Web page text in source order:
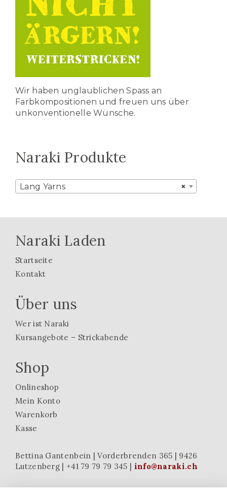
Wir haben unglaublichen Spass an
Farbkompositionen und freuen uns über
unkonventionelle Wünsche.
Naraki Produkte
×
Lang Yarns
Naraki Laden
Startseite
Kontakt
Über uns
Wer ist Naraki
Kursangebote – Strickabende
Shop
Onlineshop
Mein Konto
Warenkorb
Kasse
Bettina Gantenbein | Vorderbrenden 365 | 9426
Lutzenberg | +41 79 79 79 345 | info@naraki.ch